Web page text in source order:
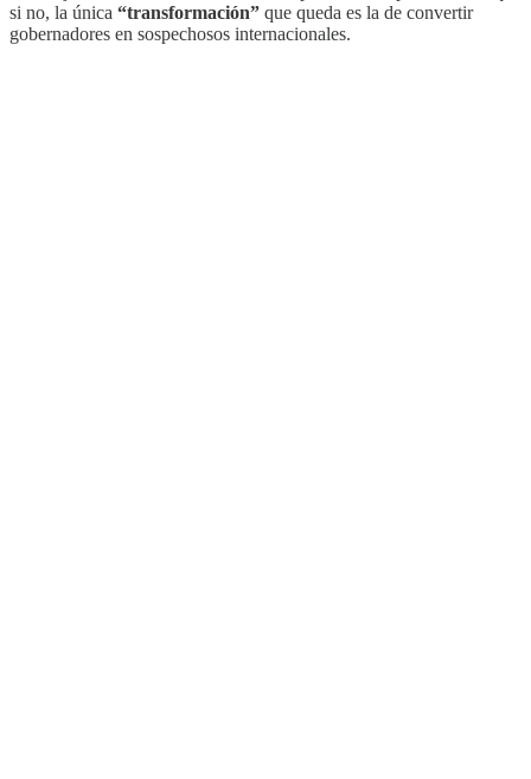
si no, la única “transformación” que queda es la de convertir
gobernadores en sospechosos internacionales.